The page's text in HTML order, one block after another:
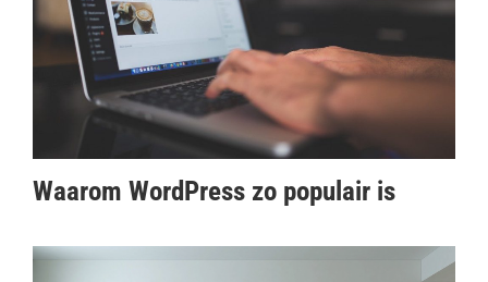
Waarom WordPress zo populair is